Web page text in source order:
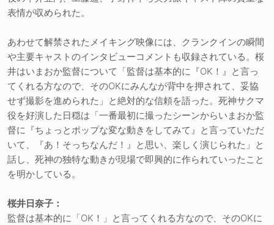
表情が収められた。
あわせて解禁されたメイキング映像には、クランクインの瞬間
や主要キャストのインタビューコメントも収録されている。桜
井はいまおか監督について「監督は基本的に『OK！』と言っ
てくれる方なので、そのOKにみんなが背中を押されて、妥協
せず撮影を進められた」と絶対的な信頼を語った。死神サクマ
役を好演した日穏は「一番最初に撮ったシーンからいまおか監
督に『ちょっとポップな変な動きをしてみて』と言っていただ
いて、『あ！そっちなんだ！』と思い、楽しく演じられた」と
話し、死神の独特な動きが現場で即興的に作られていったこと
を明かしている。
桜井日奈子：
監督は基本的に「OK！」と言ってくれる方なので、そのOKに